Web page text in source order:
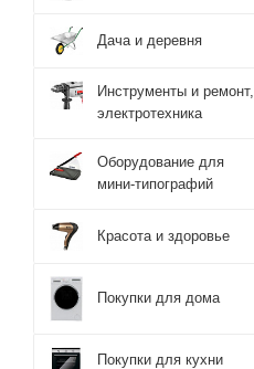
Дача и деревня
Инструменты и ремонт,
электротехника
Оборудование для
мини-типографий
Красота и здоровье
Покупки для дома
Покупки для кухни